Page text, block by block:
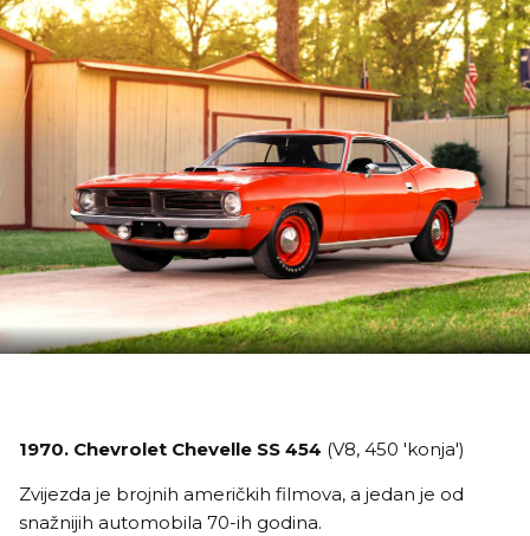
1970. Chevrolet Chevelle SS 454 (V8, 450 'konja')
Zvijezda je brojnih američkih filmova, a jedan je od
snažnijih automobila 70-ih godina.